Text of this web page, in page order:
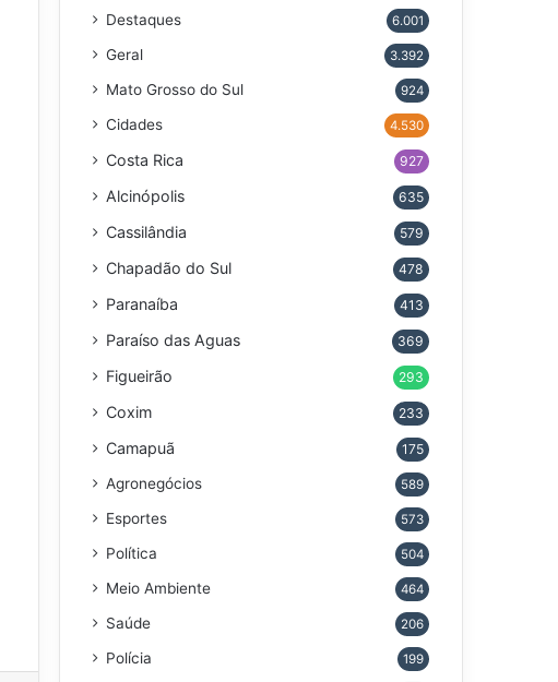
Destaques 6.001
Geral 3.392
Mato Grosso do Sul 924
Cidades 4.530
Costa Rica 927
Alcinópolis 635
Cassilândia 579
Chapadão do Sul 478
Paranaíba 413
Paraíso das Aguas 369
Figueirão 293
Coxim 233
Camapuã 175
Agronegócios 589
Esportes 573
Política 504
Meio Ambiente 464
Saúde 206
Polícia 199